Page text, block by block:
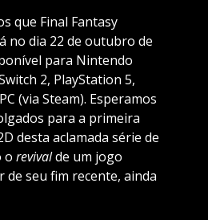
que Final Fantasy
no dia 22 de outubro de
para Nintendo
2, PlayStation 5,
(via Steam). Esperamos
para a primeira
desta aclamada série de
o revivalde um jogo
de seu fim recente, ainda